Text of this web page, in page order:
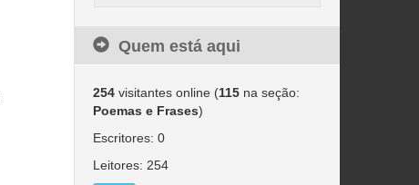
Quem está aqui
254visitantes online (115na seção:
Poemas e Frases)
Escritores: 0
Leitores: 254